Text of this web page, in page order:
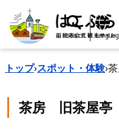
search
トップ›スポット・体験›
茶房 旧茶屋亭